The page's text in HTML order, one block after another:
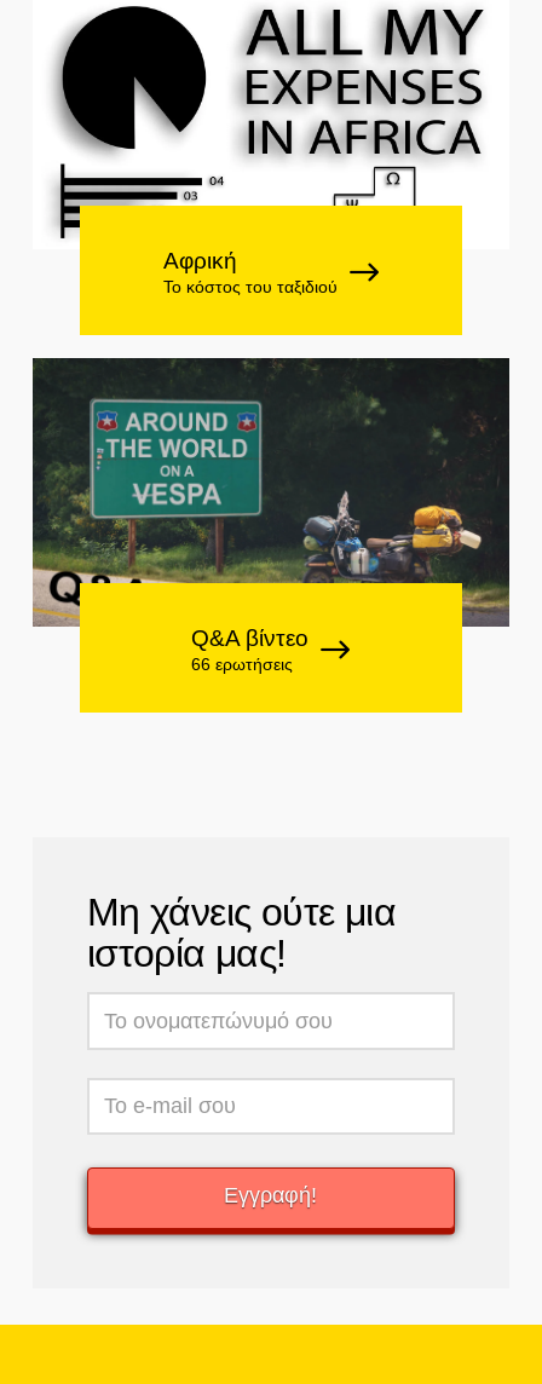
Αφρική
Το κόστος του ταξιδιού
Q&A βίντεο
66 ερωτήσεις
Μη χάνεις ούτε μια
ιστορία μας!